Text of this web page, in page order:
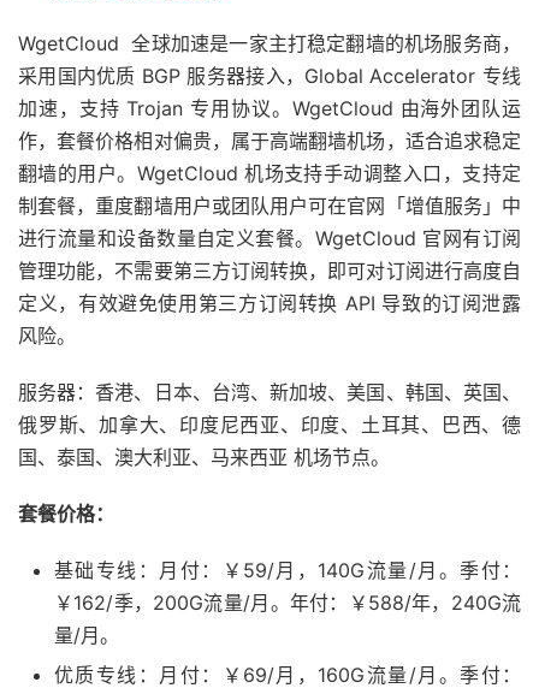
WgetCloud 全球加速是一家主打稳定翻墙的机场服务商，
采用国内优质 BGP 服务器接入，Global Accelerator 专线
加速，支持 Trojan 专用协议。WgetCloud 由海外团队运
作，套餐价格相对偏贵，属于高端翻墙机场，适合追求稳定
翻墙的用户。WgetCloud 机场支持手动调整入口，支持定
制套餐，重度翻墙用户或团队用户可在官网「增值服务」中
进行流量和设备数量自定义套餐。WgetCloud 官网有订阅
管理功能，不需要第三方订阅转换，即可对订阅进行高度自
定义，有效避免使用第三方订阅转换 API 导致的订阅泄露
风险。
服务器：香港、日本、台湾、新加坡、美国、韩国、英国、
俄罗斯、加拿大、印度尼西亚、印度、土耳其、巴西、德
国、泰国、澳大利亚、马来西亚 机场节点。
套餐价格：
基础专线：月付：￥59/月，140G流量/月。季付：
￥162/季，200G流量/月。年付：￥588/年，240G流
量/月。
优质专线：月付：￥69/月，160G流量/月。季付：